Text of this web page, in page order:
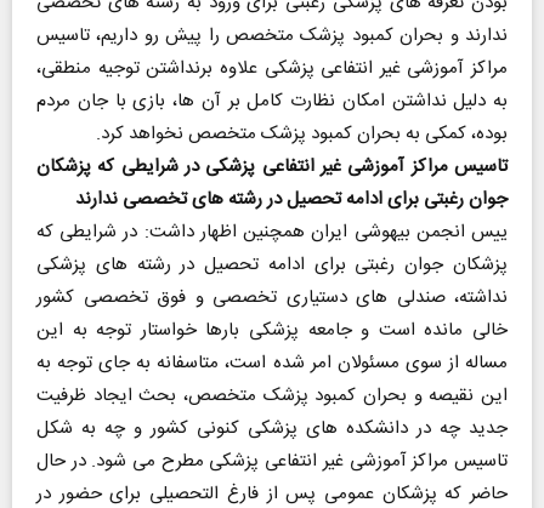
ندارند و بحران کمبود پزشک متخصص را پیش رو داریم، تاسیس
مراکز آموزشی غیر انتفاعی پزشکی علاوه برنداشتن توجیه منطقی،
به دلیل نداشتن امکان نظارت کامل بر آن ها، بازی با جان مردم
بوده، کمکی به بحران کمبود پزشک متخصص نخواهد کرد.
تاسیس مراکز آموزشی غیر انتفاعی پزشکی در شرایطی که پزشکان
جوان رغبتی برای ادامه تحصیل در رشته های تخصصی ندارند
ییس انجمن بیهوشی ایران همچنین اظهار داشت: در شرایطی که
پزشکان جوان رغبتی برای ادامه تحصیل در رشته های پزشکی
نداشته، صندلی های دستیاری تخصصی و فوق تخصصی کشور
خالی مانده است و جامعه پزشکی بارها خواستار توجه به این
مساله از سوی مسئولان امر شده است، متاسفانه به جای توجه به
این نقیصه و بحران کمبود پزشک متخصص، بحث ایجاد ظرفیت
جدید چه در دانشکده های پزشکی کنونی کشور و چه به شکل
تاسیس مراکز آموزشی غیر انتفاعی پزشکی مطرح می شود. در حال
حاضر که پزشکان عمومی پس از فارغ التحصیلی برای حضور در